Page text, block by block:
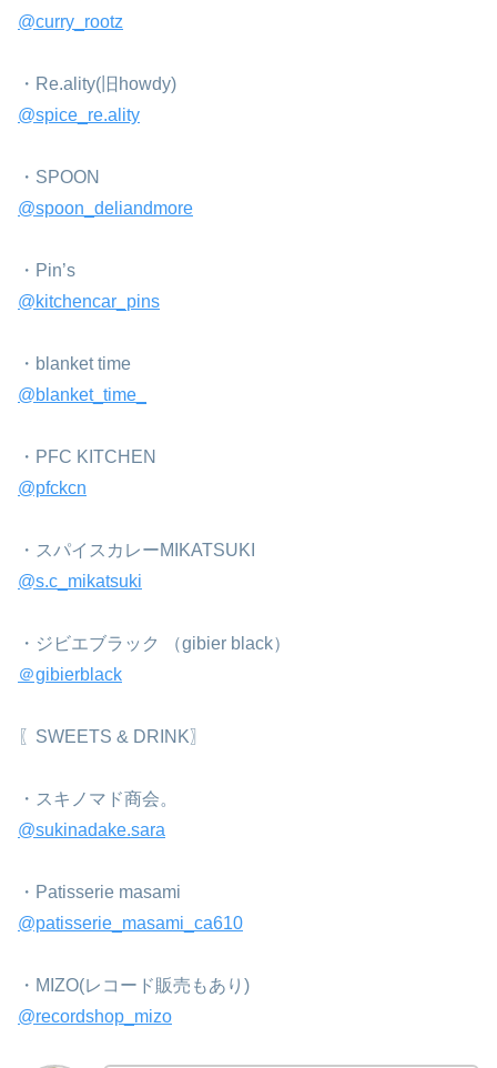
@curry_rootz
・Re.ality(旧howdy)
@spice_re.ality
⁡・SPOON
@spoon_deliandmore
⁡・Pin’s
@kitchencar_pins
・⁡blanket time
@blanket_time_
⁡・PFC KITCHEN
@pfckcn
⁡・スパイスカレーMIKATSUKI
@s.c_mikatsuki
・ジビエブラック （gibier black）
＠gibierblack
⁡〖SWEETS & DRINK〗
・スキノマド商会。
@sukinadake.sara
・Patisserie masami
@patisserie_masami_ca610
⁡・MIZO(レコード販売もあり)
@recordshop_mizo